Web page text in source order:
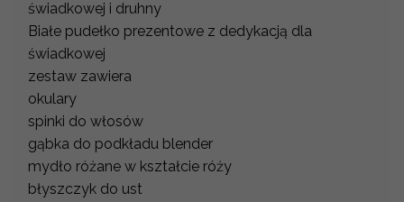
świadkowej i druhny
Białe pudełko prezentowe z dedykacją dla
świadkowej
zestaw zawiera
okulary
spinki do włosów
gąbka do podkładu blender
mydło różane w kształcie róży
błyszczyk do ust